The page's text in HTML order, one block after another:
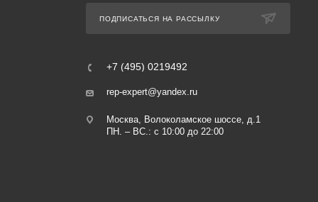
ПОДПИСАТЬСЯ НА РАССЫЛКУ
+7 (495) 0219492
rep-expert@yandex.ru
Москва, Волоколамское шоссе, д.1
ПН. – ВС.: с 10:00 до 22:00